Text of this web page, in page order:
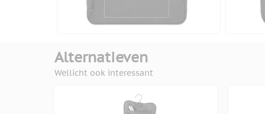
Alternatieven
Wellicht ook interessant